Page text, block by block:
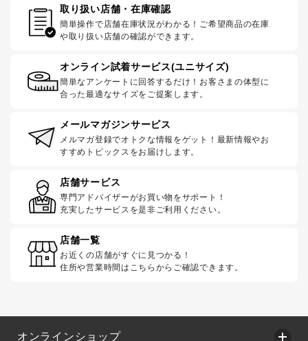
取り扱い店舗・在庫確認
簡単操作で店舗在庫状況がわかる！ご希望商品の在庫
や取り扱い店舗の確認ができます。
オンライン試着サービス(ユニサイズ)
簡単なアンケートに回答するだけ！お客さまの体型に
合った最適なサイズをご提案します。
メールマガジンサービス
メルマガ登録でオトクな情報をゲット！最新情報やお
すすめトピックスをお届けします。
店舗サービス
専門アドバイザーがお買い物をサポート！
充実したサービスを是非ご利用ください。
店舗一覧
お近くの店舗がすぐに見つかる！
住所や営業時間はこちらからご確認できます。
オンラインショップ